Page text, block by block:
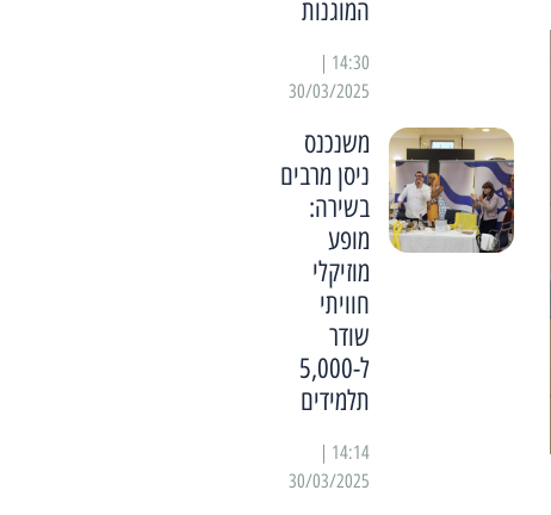
המוגנות
30/03/2025
משנכנס
ניסן מרבים
בשירה:
מופע
מוזיקלי
חוויתי
שודר
ל-5,000
תלמידים
30/03/2025